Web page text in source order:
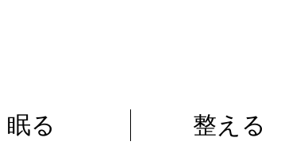
眠る 整える